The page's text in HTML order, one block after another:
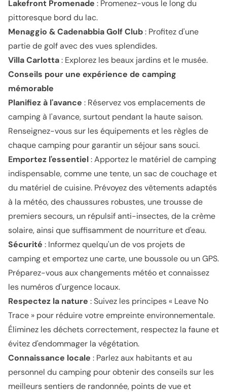
Lakefront Promenade : Promenez-vous le long du
pittoresque bord du lac.
Menaggio & Cadenabbia Golf Club: Profitez d'une
partie de golf avec des vues splendides.
Villa Carlotta: Explorez les beaux jardins et le musée.
Conseils pour une expérience de camping
mémorable
Planifiez à l'avance : Réservez vos emplacements de
camping à l'avance, surtout pendant la haute saison.
Renseignez-vous sur les équipements et les règles de
chaque camping pour garantir un séjour sans souci.
Emportez l'essentiel: Apportez le matériel de camping
indispensable, comme une tente, un sac de couchage et
du matériel de cuisine. Prévoyez des vêtements adaptés
à la météo, des chaussures robustes, une trousse de
premiers secours, un répulsif anti-insectes, de la crème
solaire, ainsi que suffisamment de nourriture et d'eau.
Sécurité : Informez quelqu'un de vos projets de
camping et emportez une carte, une boussole ou un GPS.
Préparez-vous aux changements météo et connaissez
les numéros d'urgence locaux.
Respectez la nature : Suivez les principes « Leave No
Trace » pour réduire votre empreinte environnementale.
Éliminez les déchets correctement, respectez la faune et
évitez d'endommager la végétation.
Connaissance locale : Parlez aux habitants et au
personnel du camping pour obtenir des conseils sur les
meilleurs sentiers de randonnée, points de vue et